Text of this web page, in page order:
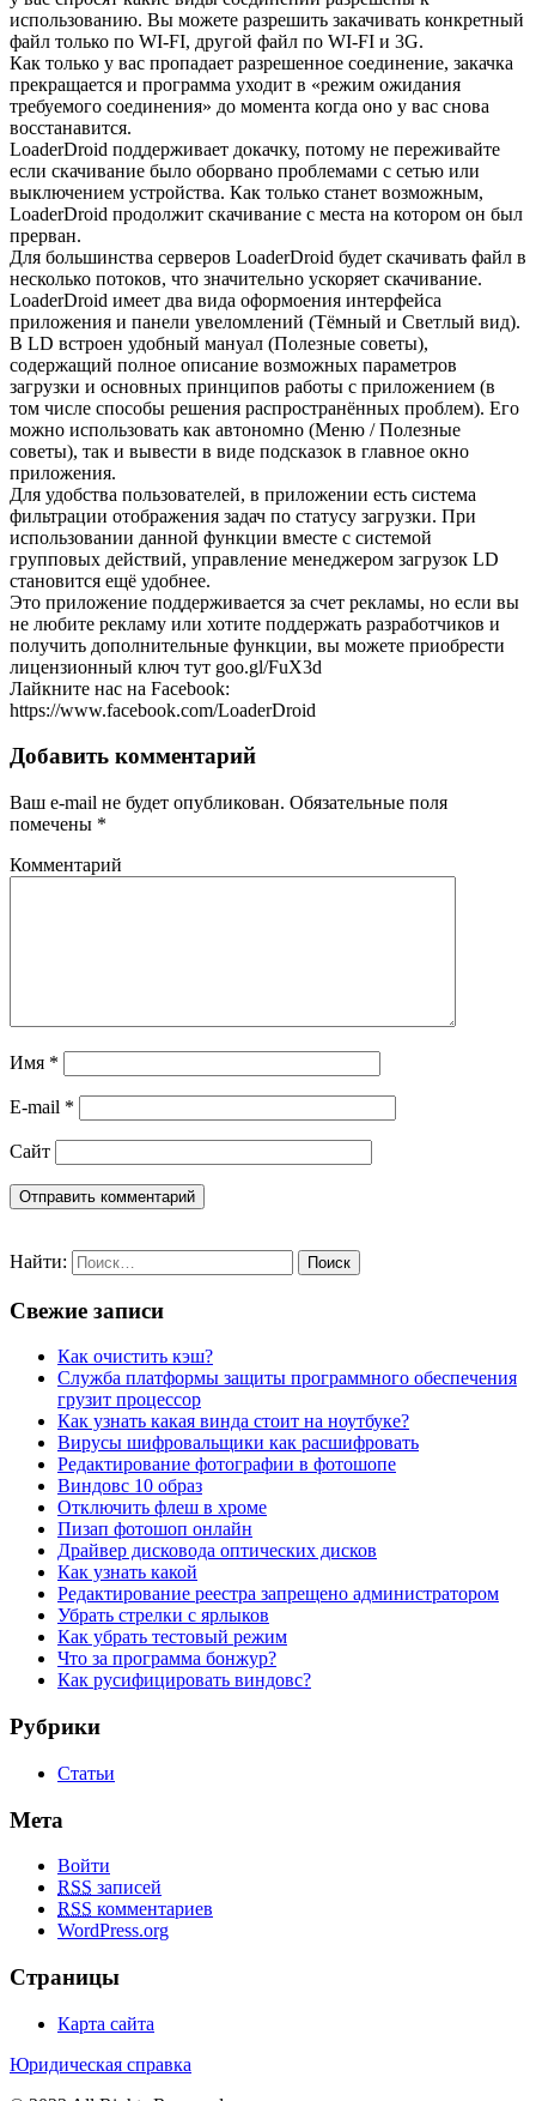
использованию. Вы можете разрешить закачивать конкретный
файл только по WI-FI, другой файл по WI-FI и 3G.
Как только у вас пропадает разрешенное соединение, закачка
прекращается и программа уходит в «режим ожидания
требуемого соединения» до момента когда оно у вас снова
восстанавится.
LoaderDroid поддерживает докачку, потому не переживайте
если скачивание было оборвано проблемами с сетью или
выключением устройства. Как только станет возможным,
LoaderDroid продолжит скачивание с места на котором он был
прерван.
Для большинства серверов LoaderDroid будет скачивать файл в
несколько потоков, что значительно ускоряет скачивание.
LoaderDroid имеет два вида оформоения интерфейса
приложения и панели увеломлений (Тёмный и Светлый вид).
В LD встроен удобный мануал (Полезные советы),
содержащий полное описание возможных параметров
загрузки и основных принципов работы с приложением (в
том числе способы решения распространённых проблем). Его
можно использовать как автономно (Меню / Полезные
советы), так и вывести в виде подсказок в главное окно
приложения.
Для удобства пользователей, в приложении есть система
фильтрации отображения задач по статусу загрузки. При
использовании данной функции вместе с системой
групповых действий, управление менеджером загрузок LD
становится ещё удобнее.
Это приложение поддерживается за счет рекламы, но если вы
не любите рекламу или хотите поддержать разработчиков и
получить дополнительные функции, вы можете приобрести
лицензионный ключ тут goo.gl/FuX3d
Лайкните нас на Facebook:
https://www.facebook.com/LoaderDroid
Добавить комментарий
Ваш e-mail не будет опубликован. Обязательные поля
помечены *
Комментарий
Имя *
E-mail *
Сайт
Найти:
Свежие записи
Как очистить кэш?
Служба платформы защиты программного обеспечения
грузит процессор
Как узнать какая винда стоит на ноутбуке?
Вирусы шифровальщики как расшифровать
Редактирование фотографии в фотошопе
Виндовс 10 образ
Отключить флеш в хроме
Пизап фотошоп онлайн
Драйвер дисковода оптических дисков
Как узнать какой
Редактирование реестра запрещено администратором
Убрать стрелки с ярлыков
Как убрать тестовый режим
Что за программа бонжур?
Как русифицировать виндовс?
Рубрики
Статьи
Мета
Войти
RSS записей
RSS комментариев
WordPress.org
Страницы
Карта сайта
Юридическая справка